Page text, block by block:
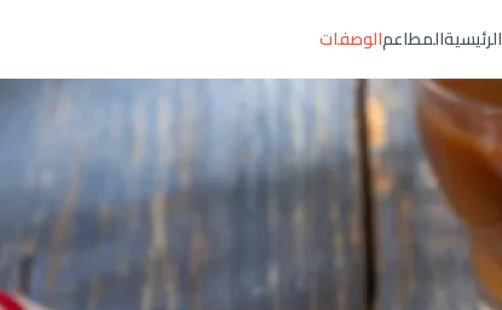
الرئيسيةالمطاعمالوصفات